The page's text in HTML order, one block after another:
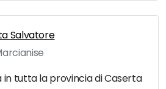
Salvatore
tutta la provincia di Caserta